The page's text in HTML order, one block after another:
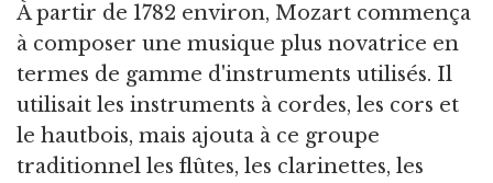
À partir de 1782 environ, Mozart commença
à composer une musique plus novatrice en
termes de gamme d'instruments utilisés. Il
utilisait les instruments à cordes, les cors et
le hautbois, mais ajouta à ce groupe
traditionnel les flûtes, les clarinettes, les